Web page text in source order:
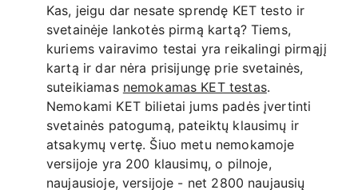
Kas, jeigu dar nesate sprendę KET testo ir
svetainėje lankotės pirmą kartą? Tiems,
kuriems vairavimo testai yra reikalingi pirmąjį
kartą ir dar nėra prisijungę prie svetainės,
suteikiamas nemokamas KET testas.
Nemokami KET bilietai jums padės įvertinti
svetainės patogumą, pateiktų klausimų ir
atsakymų vertę. Šiuo metu nemokamoje
versijoje yra 200 klausimų, o pilnoje,
naujausioje, versijoje - net 2800 naujausių